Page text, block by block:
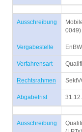
Ausschreibung
0049)
Vergabestelle
Verfahrensart
Rechtsrahmen
Abgabefrist
Ausschreibung